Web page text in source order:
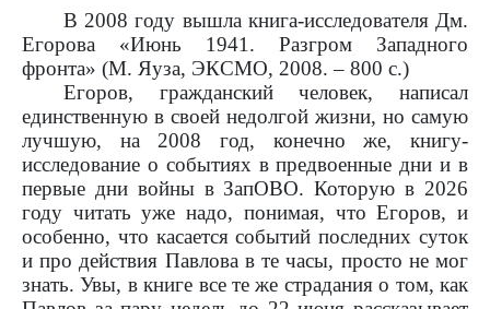
В 2008 году вышла книга-исследователя Дм.
Егорова «Июнь 1941. Разгром Западного
фронта» (М. Яуза, ЭКСМО, 2008. – 800 с.)
Егоров, гражданский человек, написал
единственную в своей недолгой жизни, но самую
лучшую, на 2008 год, конечно же, книгу-
исследование о событиях в предвоенные дни и в
первые дни войны в ЗапОВО. Которую в 2026
году читать уже надо, понимая, что Егоров, и
особенно, что касается событий последних суток
и про действия Павлова в те часы, просто не мог
знать. Увы, в книге все те же страдания о том, как